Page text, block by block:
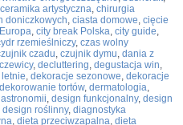
ceramika artystyczna, chirurgia
doniczkowych, ciasta domowe, cięcie
, city break Polska, city guide,
rzemieślniczy, czas wolny
czadu, czujnik dymu, dania z
, decluttering, degustacja win,
, dekoracje sezonowe, dekoracje
dekorowanie tortów, dermatologia,
, design funkcjonalny, design
design roślinny, diagnostyka
, dieta przeciwzapalna, dieta